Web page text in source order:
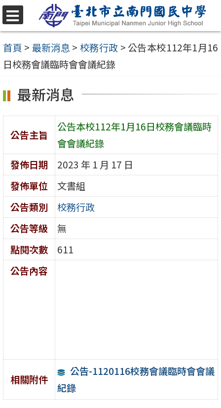
跳
至
主
要
容
選
單
首頁 > 最新消息 > 校務行政 > 公告本校112年1月16
日校務會議臨時會會議紀錄
最新消息
公告主旨
公告本校112年1月16日校務會議臨時
會會議紀錄
發佈日期
2023 年 1 月 17 日
發佈單位
文書組
公告類別
校務行政
公告等級
無
點閱次數
611
公告內容
相關附件
公告-1120116校務會議臨時會會議
紀錄